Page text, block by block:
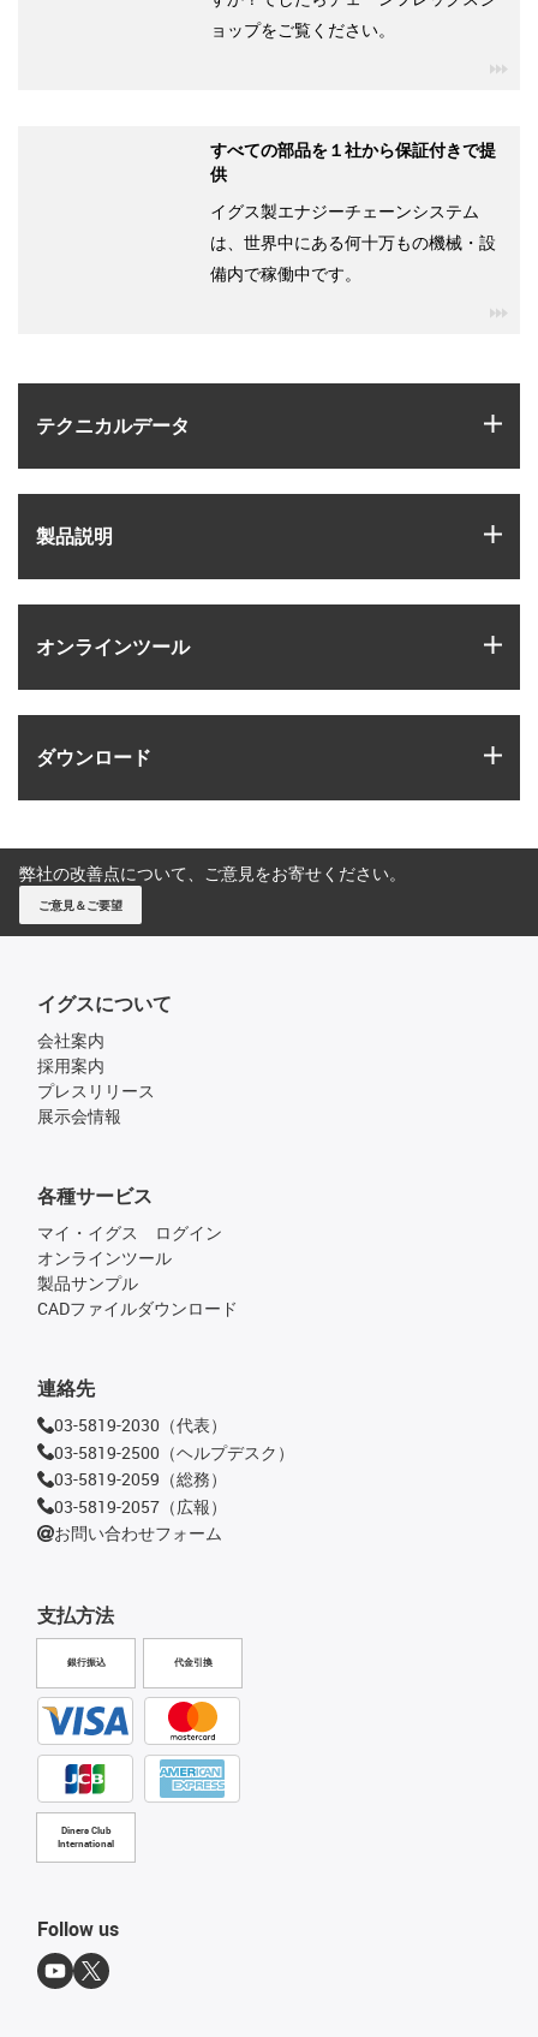
テクニカルデータ
製品説明
オンラインツール
ダウンロード
ョップをご覧ください。
すべての部品を１社から保証付きで提
供
イグス製エナジーチェーンシステム
は、世界中にある何十万もの機械・設
備内で稼働中です。
弊社の改善点について、ご意見をお寄せください。
ご意見＆ご要望
イグスについて
会社案内
採用案内
プレスリリース
展示会情報
支払方法
銀行振込 代金引換
Diners Club
International
各種サービス
マイ・イグス ログイン
オンラインツール
製品サンプル
CADファイルダウンロード
連絡先
03-5819-2030（代表）
03-5819-2500（ヘルプデスク）
03-5819-2059（総務）
03-5819-2057（広報）
お問い合わせフォーム
Follow us